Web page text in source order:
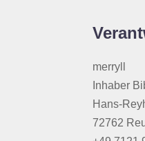
merryll
Inhaber
Hans-
72762